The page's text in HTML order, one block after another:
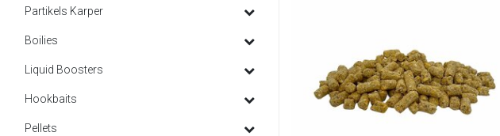
Partikels Karper
Boilies
Liquid Boosters
Hookbaits
Pellets